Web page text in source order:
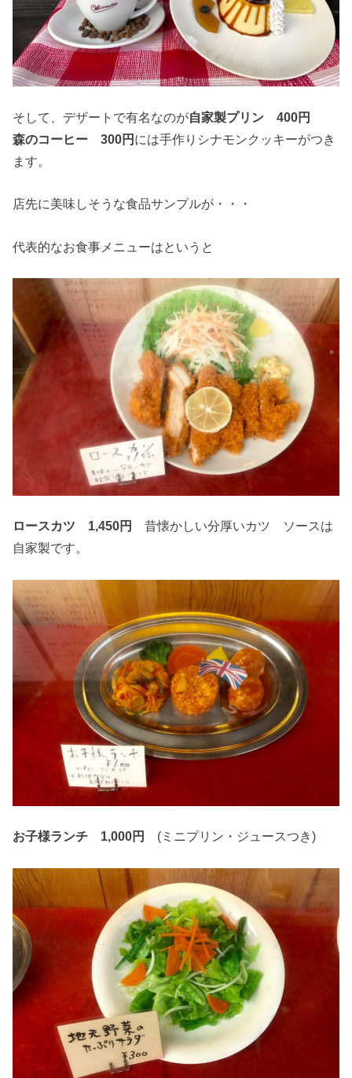
そして、デザートで有名なのが自家製プリン 400円
森のコーヒー 300円 には手作りシナモンクッキーがつき
ます。
店先に美味しそうな食品サンプルが・・・
代表的なお食事メニューはというと
ロースカツ 1,450円昔懐かしい分厚いカツ ソースは
自家製です。
お子様ランチ 1,000円 (ミニプリン・ジュースつき)